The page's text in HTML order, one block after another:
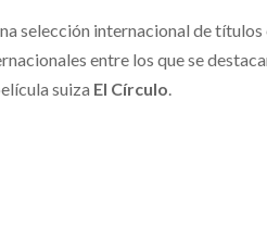
selección internacional de
entre los que se
suiza El Círculo.